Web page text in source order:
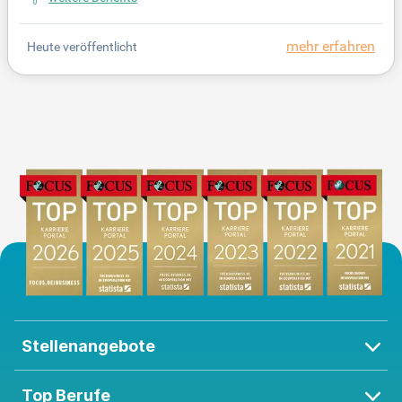
Weiden ist ein zentraler Akteur in der gehobenen N
otfallversorgung und gewährleistet schnelle, optim
mehr erfahren
Heute veröffentlicht
Stellenangebote
Top Berufe